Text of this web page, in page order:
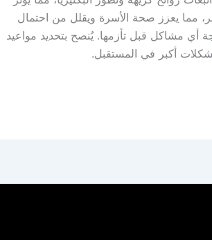
مما يعزز صحة الأسرة ويقلل من احتمال
أي مشاكل قبل تأزمها. يُنصح بتحديد مواعيد
أكبر في المستقبل.